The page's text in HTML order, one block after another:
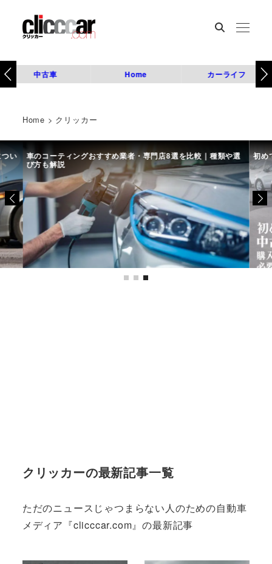
中古車 Home カーライフ
Home > クリッカー
い 車のコーティングおすすめ業者・専門店8選を比較｜種類や選
び方も解説
初め
クリッカーの最新記事一覧
ただのニュースじゃつまらない人のための自動車
メディア『clicccar.com』の最新記事